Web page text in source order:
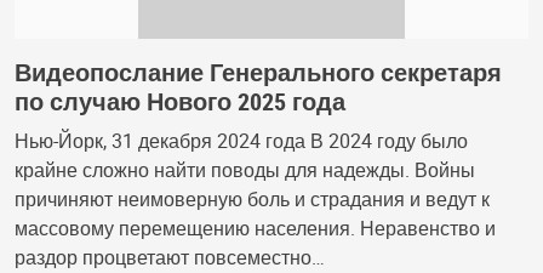
Видеопослание Генерального секретаря
по случаю Нового 2025 года
Нью-Йорк, 31 декабря 2024 года В 2024 году было
крайне сложно найти поводы для надежды. Войны
причиняют неимоверную боль и страдания и ведут к
массовому перемещению населения. Неравенство и
раздор процветают повсеместно…